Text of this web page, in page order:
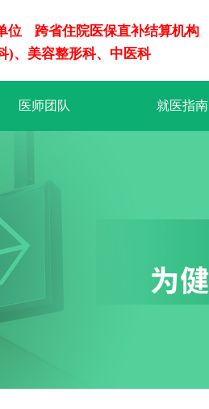
位 跨省住院医保直补结算机构
)、美容整形科、中医科
医师团队 就医指南